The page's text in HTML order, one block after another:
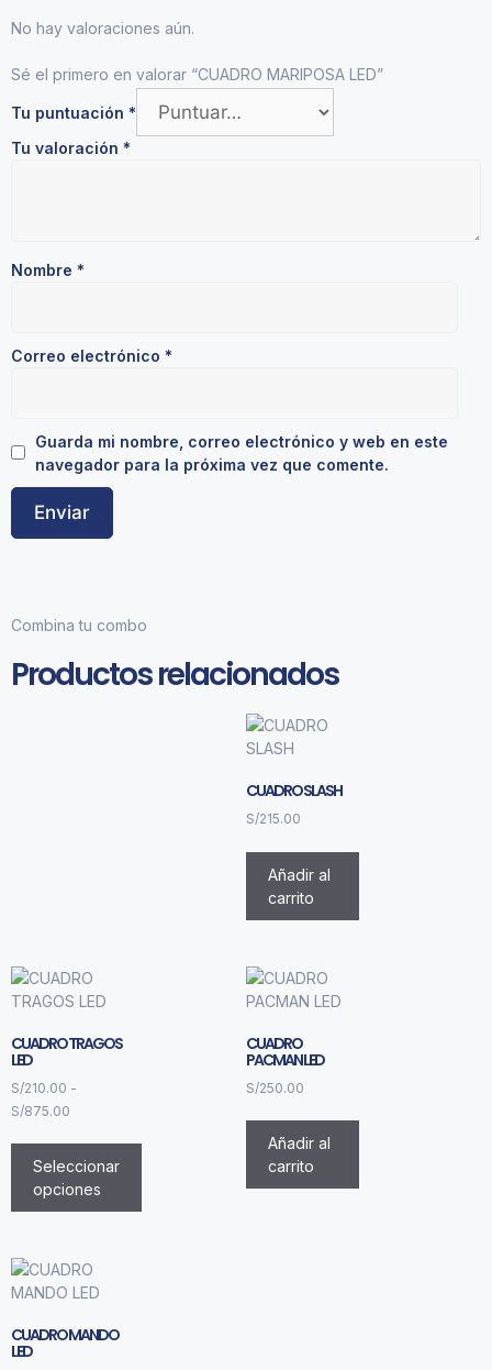
No hay valoraciones aún.
Sé el primero en valorar “CUADRO MARIPOSA LED”
Tu puntuación *
Tu valoración *
Nombre *
Correo electrónico *
Guarda mi nombre, correo electrónico y web en este
navegador para la próxima vez que comente.
Combina tu combo
Productos relacionados
CUADRO SLASH
S/215.00
Añadir al
carrito
CUADRO TRAGOS
LED
S/210.00 -
S/875.00
Seleccionar
opciones
CUADRO
PACMAN LED
S/250.00
Añadir al
carrito
CUADRO MANDO
LED